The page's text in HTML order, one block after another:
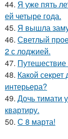
44. Я уже пять
ей четыре года.
45. Я вышла
46. Светлый
2 с лоджией.
47.
48. Какой секрет
интерьера?
49. Дочь тимати
квартиру.
50. С 8 марта!